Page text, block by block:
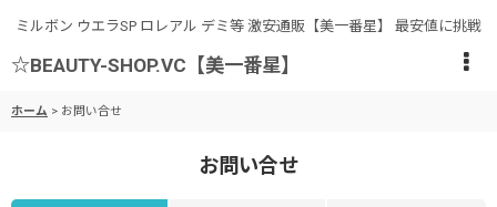
ミルボン ウエラSP ロレアル デミ等 激安通販【美一番星】 最安値に挑戦
☆BEAUTY-SHOP.VC【美一番星】
ホーム > お問い合せ
お問い合せ